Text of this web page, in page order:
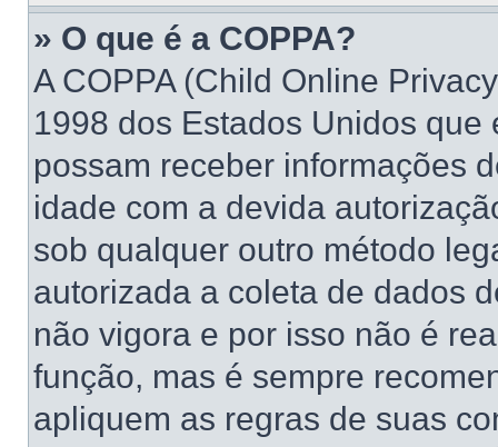
» O que é a COPPA?
A COPPA (Child Online
1998 dos Estados Unidos
possam receber informações
idade com a devida
sob qualquer outro método
autorizada a coleta de dados
não vigora e por isso não é
função, mas é sempre
apliquem as regras de suas